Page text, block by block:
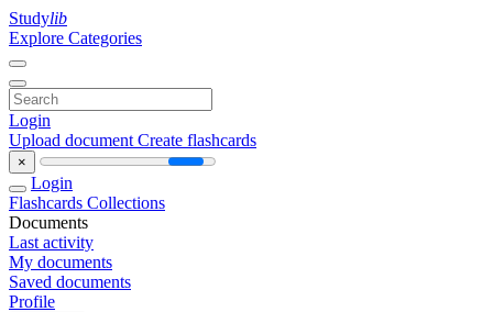
Studylib
Explore Categories
Login
Upload document Create flashcards
×
Login
Flashcards Collections
Documents
Last activity
My documents
Saved documents
Profile